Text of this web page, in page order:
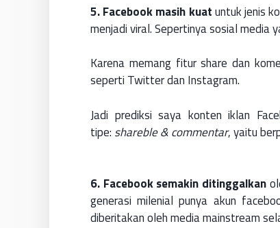
5. Facebook masih kuatuntuk jenis
menjadi viral. Sepertinya sosial media
Karena memang fitur share dan
seperti Twitter dan Instagram.
Jadi prediksi saya konten iklan
tipe: shareble & commentar, yaitu
6. Facebook semakin ditinggalkan
generasi milenial punya akun
diberitakan oleh media mainstream